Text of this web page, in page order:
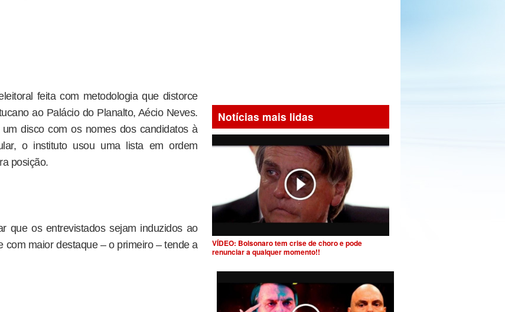
feita com metodologia que distorce
ao Palácio do Planalto, Aécio Neves.
disco com os nomes dos candidatos à
o instituto usou uma lista em ordem
posição.
que os entrevistados sejam induzidos ao
com maior destaque – o primeiro – tende a
Notícias mais lidas
VÍDEO: Bolsonaro tem crise de choro e pode
renunciar a qualquer momento!!